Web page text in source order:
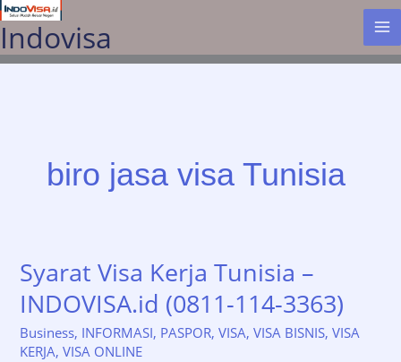
Lewati
ke
konten
Indovisa
biro jasa visa Tunisia
Syarat Visa Kerja Tunisia –
INDOVISA.id (0811-114-3363)
Business, INFORMASI, PASPOR,VISA,VISA BISNIS,VISA
KERJA,VISA ONLINE